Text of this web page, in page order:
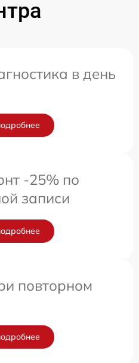
в день
-25% по
записи
повторном